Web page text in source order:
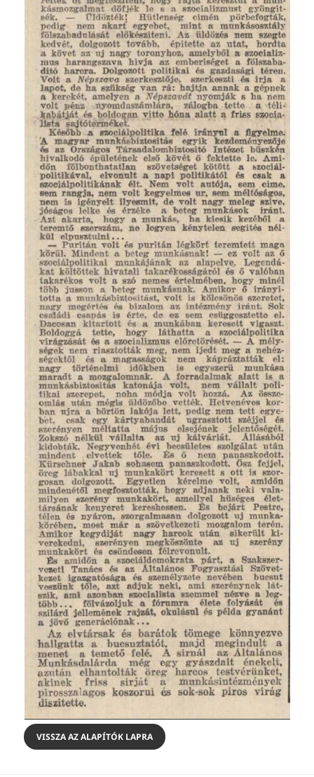
VISSZA AZ ALAPÍTÓK LAPRA